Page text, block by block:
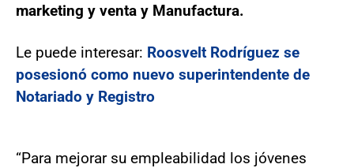
marketing y venta y Manufactura.
Le puede interesar: Roosvelt Rodríguez se
posesionó como nuevo superintendente de
Notariado y Registro
“Para mejorar su empleabilidad los jóvenes